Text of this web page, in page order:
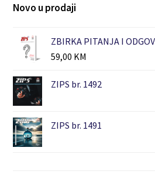
Novo u prodaji
ZBIRKA PITANJA I
59,00 KM
ZIPS br. 1492
ZIPS br. 1491